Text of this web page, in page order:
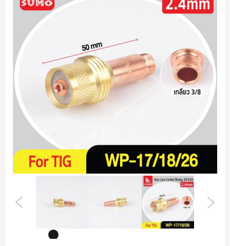
ส่วน
แกล
เลอ
รูปภาพ